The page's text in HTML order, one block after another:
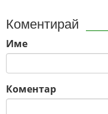
Коментирай
Име
Коментар